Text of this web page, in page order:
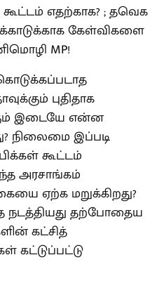
புதிதாக
இடையே என்ன
நிலைமை இப்படி
கூட்டம்
அரசாங்கம்
ஏற்க மறுக்கிறது?
நடத்தியது தற்போதைய
கட்சித்
கட்டுப்பட்டு